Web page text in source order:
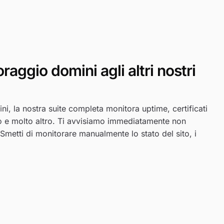
domini agli altri nostri
la nostra suite completa monitora uptime, certificati
e molto altro. Ti avvisiamo immediatamente non
di monitorare manualmente lo stato del sito, i